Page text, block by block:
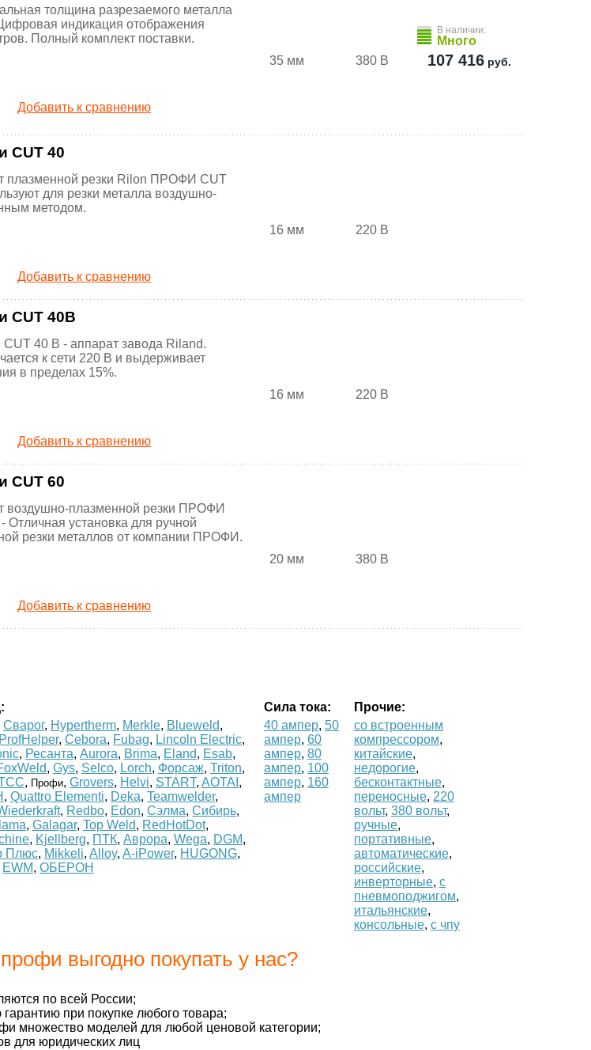
толщина разрезаемого металла
индикация отображения
Полный комплект поставки.
Добавить к сравнению
35 мм 380 В
В наличии:
Много
107 416руб.
CUT 40
плазменной резки Rilon ПРОФИ CUT
для резки металла воздушно-
методом.
Добавить к сравнению
16 мм 220 В
CUT 40B
40 B - аппарат завода Riland.
к сети 220 В и выдерживает
в пределах 15%.
Добавить к сравнению
16 мм 220 В
CUT 60
воздушно-плазменной резки ПРОФИ
Отличная установка для ручной
резки металлов от компании ПРОФИ.
Добавить к сравнению
20 мм 380 В
Сварог, Hypertherm, Merkle, Blueweld,
ProfHelper, Cebora, Fubag, Lincoln Electric,
, Ресанта, Aurora, Brima, Eland, Esab,
, Gys, Selco, Lorch, Форсаж, Triton,
, Профи, Grovers, Helvi, START, AOTAI ,
, Quattro Elementi, Deka, Teamwelder,
, Redbo, Edon, Сэлма, Сибирь,
, Galagar, Top Weld, RedHotDot,
, Kjellberg, ПТК, Аврора, Wega, DGM,
Плюс, Mikkeli, Alloy, A-iPower, HUGONG,
EWM, ОБЕРОН
Cила тока:
40 ампер, 50
ампер, 60
ампер, 80
ампер, 100
ампер, 160
ампер
Прочие:
со встроенным
компрессором,
китайские,
недорогие,
бесконтактные,
переносные, 220
вольт, 380 вольт,
ручные,
портативные,
автоматические,
российские,
инверторные, с
пневмоподжигом,
итальянские,
консольные, с чпу
выгодно покупать у нас?
по всей России;
при покупке любого товара;
множество моделей для любой ценовой категории;
для юридических лиц